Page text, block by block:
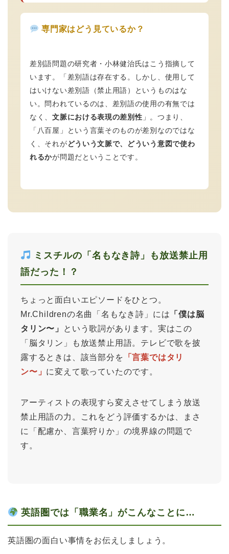
専門家はどう見ているか？
差別語問題の研究者・小林健治氏はこう指摘して
います。「差別語は存在する。しかし、使用して
はいけない差別語（禁止用語）というものはな
い。問われているのは、差別語の使用の有無では
なく、文脈における表現の差別性 」。つまり、
「八百屋」という言葉そのものが差別なのではな
く、それがどういう文脈で、どういう意図で使わ
れるかが問題だということです。
ミスチルの「名もなき詩」も放送禁止用
語だった！？
ちょっと面白いエピソードをひとつ。
Mr.Childrenの名曲「名もなき詩」には 「僕は脳
タリン〜」
という歌詞があります。実はこの
「脳タリン」も放送禁止用語。テレビで歌を披
露するときは、該当部分を 「言葉ではタリ
ン〜」 に変えて歌っていたのです。
アーティストの表現すら変えさせてしまう放送
禁止用語の力。これをどう評価するかは、まさ
に「配慮か、言葉狩りか」の境界線の問題で
す。
英語圏では「職業名」がこんなことに…
英語圏の面白い事情をお伝えしましょう。